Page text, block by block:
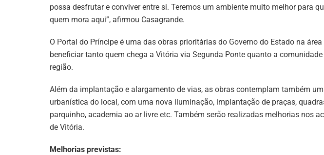
possa desfrutar e conviver entre si. Teremos um ambiente muito melhor para
quem mora aqui”, afirmou Casagrande.
O Portal do Príncipe é uma das obras prioritárias do Governo do Estado na
beneficiar tanto quem chega a Vitória via Segunda Ponte quanto a
região.
Além da implantação e alargamento de vias, as obras contemplam também
urbanística do local, com uma nova iluminação, implantação de praças,
parquinho, academia ao ar livre etc. Também serão realizadas melhorias nos
de Vitória.
Melhorias previstas: